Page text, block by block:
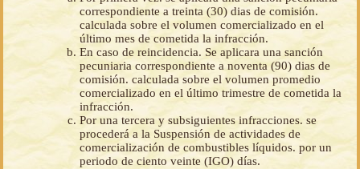
correspondiente a treinta (30) dias de comisión.
calculada sobre el volumen comercializado en el
último mes de cometida la infracción.
En caso de reincidencia. Se aplicara una sanción
pecuniaria correspondiente a noventa (90) dias de
comisión. calculada sobre el volumen promedio
comercializado en el último trimestre de cometida la
infracción.
Por una tercera y subsiguientes infracciones. se
procederá a la Suspensión de actividades de
comercialización de combustibles líquidos. por un
periodo de ciento veinte (IGO) días.